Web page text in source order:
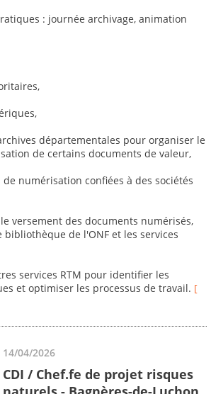
: journée archivage, animation
départementales pour organiser le
de certains documents de valeur,
numérisation confiées à des sociétés
versement des documents numérisés,
bibliothèque de l'ONF et les services
services RTM pour identifier les
et optimiser les processus de travail. [
14/04/2026
CDI / Chef.fe de projet risques